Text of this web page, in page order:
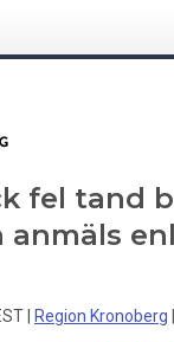
fel tand
anmäls
Region Kronoberg